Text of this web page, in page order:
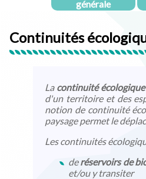
générale
Continuités
La continuité écologique
d'un territoire et des
notion de continuité
paysage permet le
Les continuités
deréservoirs de
et/ou y transiter